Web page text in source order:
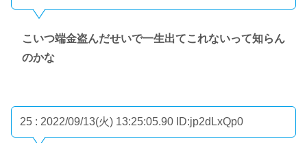
こいつ端金盗んだせいで一生出てこれないって知らん
のかな
25 : 2022/09/13(火) 13:25:05.90 ID:jp2dLxQp0